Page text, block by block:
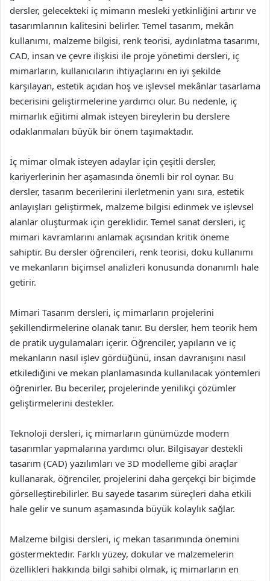
dersler, gelecekteki iç mimarın mesleki yetkinliğini artırır ve
tasarımlarının kalitesini belirler. Temel tasarım, mekân
kullanımı, malzeme bilgisi, renk teorisi, aydınlatma tasarımı,
CAD, insan ve çevre ilişkisi ile proje yönetimi dersleri, iç
mimarların, kullanıcıların ihtiyaçlarını en iyi şekilde
karşılayan, estetik açıdan hoş ve işlevsel mekânlar tasarlama
becerisini geliştirmelerine yardımcı olur. Bu nedenle, iç
mimarlık eğitimi almak isteyen bireylerin bu derslere
odaklanmaları büyük bir önem taşımaktadır.
İç mimar olmak isteyen adaylar için çeşitli dersler,
kariyerlerinin her aşamasında önemli bir rol oynar. Bu
dersler, tasarım becerilerini ilerletmenin yanı sıra, estetik
anlayışları geliştirmek, malzeme bilgisi edinmek ve işlevsel
alanlar oluşturmak için gereklidir. Temel sanat dersleri, iç
mimari kavramlarını anlamak açısından kritik öneme
sahiptir. Bu dersler öğrencileri, renk teorisi, doku kullanımı
ve mekanların biçimsel analizleri konusunda donanımlı hale
getirir.
Mimari Tasarım dersleri, iç mimarların projelerini
şekillendirmelerine olanak tanır. Bu dersler, hem teorik hem
de pratik uygulamaları içerir. Öğrenciler, yapıların ve iç
mekanların nasıl işlev gördüğünü, insan davranışını nasıl
etkilediğini ve mekan planlamasında kullanılacak yöntemleri
öğrenirler. Bu beceriler, projelerinde yenilikçi çözümler
geliştirmelerini destekler.
Teknoloji dersleri, iç mimarların günümüzde modern
tasarımlar yapmalarına yardımcı olur. Bilgisayar destekli
tasarım (CAD) yazılımları ve 3D modelleme gibi araçlar
kullanarak, öğrenciler, projelerini daha gerçekçi bir biçimde
görselleştirebilirler. Bu sayede tasarım süreçleri daha etkili
hale gelir ve sunum aşamasında büyük kolaylık sağlar.
Malzeme bilgisi dersleri, iç mekan tasarımında önemini
göstermektedir. Farklı yüzey, dokular ve malzemelerin
özellikleri hakkında bilgi sahibi olmak, iç mimarların en